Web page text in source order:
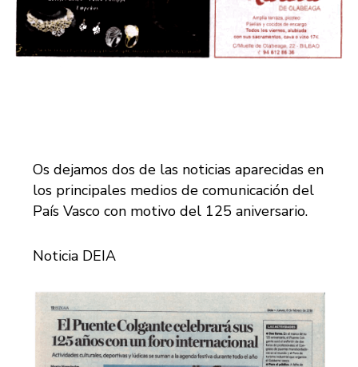
Os dejamos dos de las noticias aparecidas en
los principales medios de comunicación del
País Vasco con motivo del 125 aniversario.
Noticia DEIA